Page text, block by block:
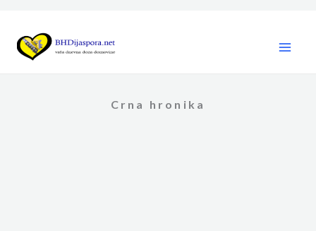
content
Crna hronika